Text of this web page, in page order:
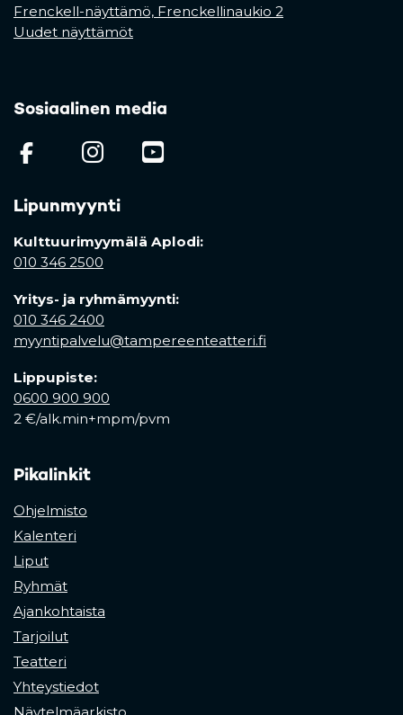
Frenckell-näyttämö, Frenckellinaukio 2
Uudet näyttämöt
Sosiaalinen media
(opens in a new tab)
(opens in a new tab)
Lipunmyynti
Kulttuurimyymälä Aplodi:
010 346 2500
Yritys- ja ryhmämyynti:
010 346 2400
myyntipalvelu@tampereenteatteri.fi
Lippupiste:
0600 900 900
2 €/alk.min+mpm/pvm
Pikalinkit
Ohjelmisto
Kalenteri
Liput
Ryhmät
Ajankohtaista
Tarjoilut
Teatteri
Yhteystiedot
Näytelmäarkisto